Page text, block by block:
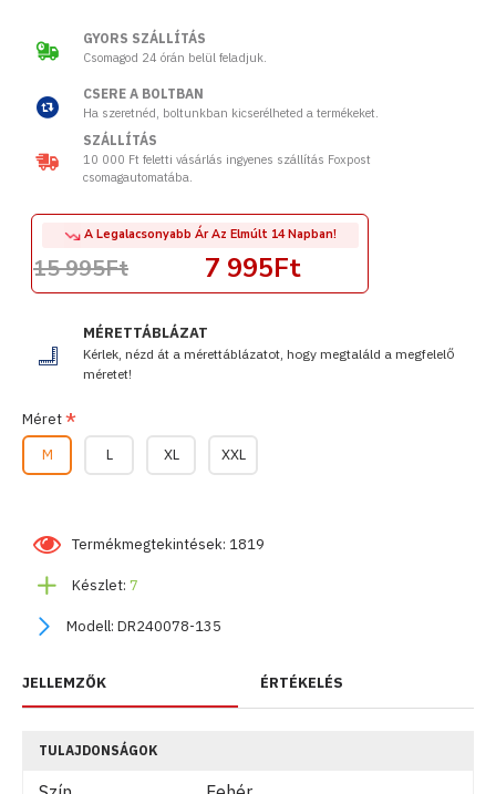
MÉRETTÁBLÁZAT
Kérlek, nézd át a mérettáblázatot, hogy megtaláld a megfelelő
méretet!
Készlet: 7
Modell: DR240078-135
Termékmegtekintések: 1819
7 995Ft
A Legalacsonyabb Ár Az Elmúlt 14 Napban!
15 995Ft
Méret
M
L XL XXL
GYORS SZÁLLÍTÁS
Csomagod 24 órán belül feladjuk.
CSERE A BOLTBAN
Ha szeretnéd, boltunkban kicserélheted a termékeket.
SZÁLLÍTÁS
10 000 Ft feletti vásárlás ingyenes szállítás Foxpost
csomagautomatába.
JELLEMZŐK ÉRTÉKELÉS
TULAJDONSÁGOK